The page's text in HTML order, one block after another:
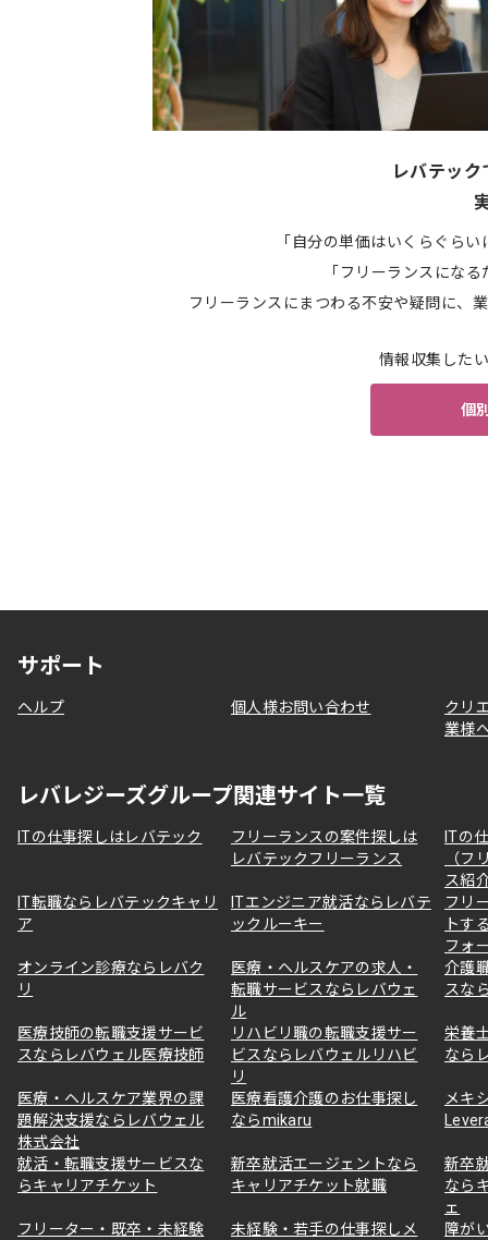
レバテッ
「自分の単価はいくらぐら
「フリーランスにな
フリーランスにまつわる不安や疑問に、
情報収集した
個
サポート
ヘルプ 個人様お問い合わせ
クリ
業様
レバレジーズグループ関連サイト一覧
ITの仕事探しはレバテック
フリーランスの案件探しは
レバテックフリーランス
ITの
（フ
ス紹
IT転職ならレバテックキャリ
ア
ITエンジニア就活ならレバテ
ックルーキー
フリ
トす
フォ
オンライン診療ならレバク
リ
医療・ヘルスケアの求人・
転職サービスならレバウェ
ル
介護
スな
医療技師の転職支援サービ
スならレバウェル医療技師
リハビリ職の転職支援サー
ビスならレバウェルリハビ
リ
栄養
なら
医療・ヘルスケア業界の課
題解決支援ならレバウェル
株式会社
医療看護介護のお仕事探し
ならmikaru
メキ
就活・転職支援サービスな
らキャリアチケット
新卒就活エージェントなら
キャリアチケット就職
新卒
なら
ェ
フリーター・既卒・未経験
未経験・若手の仕事探しメ
障が